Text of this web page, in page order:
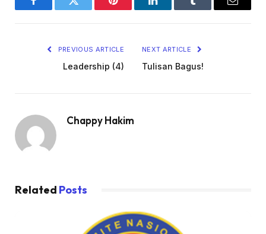
FacebookTwitter Pinterest LinkedInTumblr Email
PREVIOUS ARTICLE
Leadership (4)
NEXT ARTICLE
Tulisan Bagus!
Chappy Hakim
Related Posts